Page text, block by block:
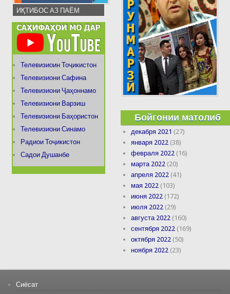
ИҚТИБОС АЗ ПАЁМ
Телевизиоин Тоҷикистон
Телевизиони Сафина
Телевизиони Ҷаҳоннамо
Телевизиони Варзиш
Телевизиони Баҳористон
Телевизиони Синамо
Радиои Тоҷикистон
Садои Душанбе
Бойгонии матолиб
декабря 2021 (27)
января 2022 (38)
февраля 2022 (16)
марта 2022 (20)
апреля 2022 (41)
мая 2022 (103)
июня 2022 (172)
июля 2022 (29)
августа 2022 (160)
сентября 2022 (169)
октября 2022 (50)
ноября 2022 (23)
Сиёсат